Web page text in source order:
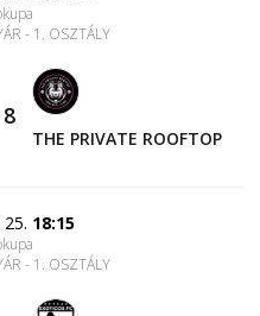
- 1. OSZTÁLY
8
THE PRIVATE ROOFTOP
25. 18:15
- 1. OSZTÁLY